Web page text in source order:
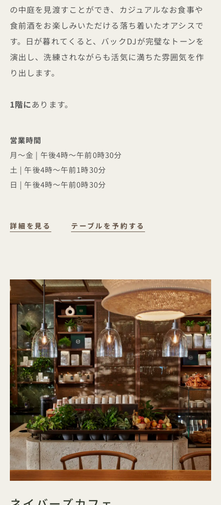
の中庭を見渡すことができ、カジュアルなお食事や
食前酒をお楽しみいただける落ち着いたオアシスで
す。日が暮れてくると、バックDJが完璧なトーンを
演出し、洗練されながらも活気に満ちた雰囲気を作
り出します。
1階にあります。
営業時間
月～金 | 午後4時～午前0時30分
土 | 午後4時～午前1時30分
日 | 午後4時～午前0時30分
詳細を見る DOVER YARD
テーブルを予約する